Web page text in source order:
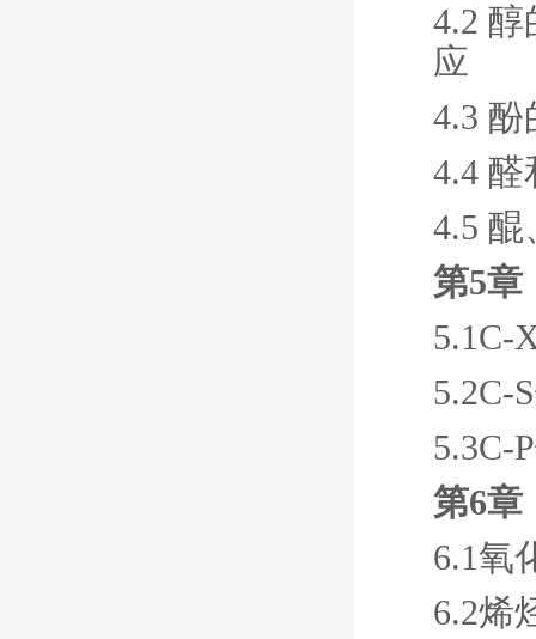
4.2
应
4.3
4.4
4.5
第5章
5.1C-
5.2C-
5.3C-
第6章
6.1氧
6.2烯